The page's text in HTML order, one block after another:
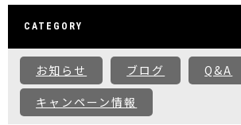
初めての方へ
よくある質問
- ノーリ
- 水光注射
CATEGORY
お知らせ ブログ
Q&A
キャンペーン情報